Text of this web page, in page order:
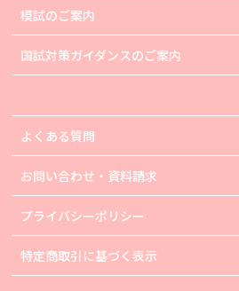
模試のご案内
国試対策ガイダンスのご案内
よくある質問
お問い合わせ・資料請求
プライバシーポリシー
特定商取引に基づく表示